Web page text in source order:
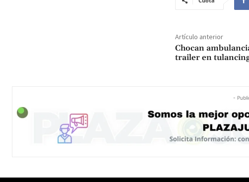
Artículo anterior
Chocan
trailer en
-